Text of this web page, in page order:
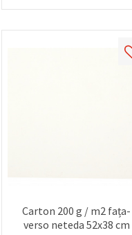
Carton 200 g / m2 fața-
verso neteda 52x38 cm